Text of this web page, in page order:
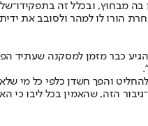
ובכלל זה
הורו לו למהר ולסובב את
כבר מזמן למסקנה שעתיד
והפך חשדן כלפי כל מי
הזה, שהאמין בכל ליבו כי